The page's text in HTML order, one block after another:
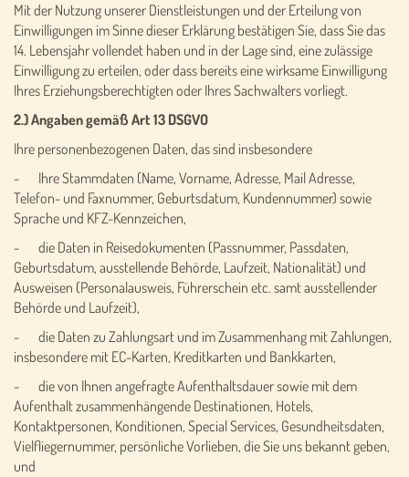
Mit der Nutzung unserer Dienstleistungen und der Erteilung von
Einwilligungen im Sinne dieser Erklärung bestätigen Sie, dass Sie das
14. Lebensjahr vollendet haben und in der Lage sind, eine zulässige
Einwilligung zu erteilen, oder dass bereits eine wirksame Einwilligung
Ihres Erziehungsberechtigten oder Ihres Sachwalters vorliegt.
2.) Angaben gemäß Art 13 DSGVO
Ihre personenbezogenen Daten, das sind insbesondere
- Ihre Stammdaten (Name, Vorname, Adresse, Mail Adresse,
Telefon- und Faxnummer, Geburtsdatum, Kundennummer) sowie
Sprache und KFZ-Kennzeichen,
- die Daten in Reisedokumenten (Passnummer, Passdaten,
Geburtsdatum, ausstellende Behörde, Laufzeit, Nationalität) und
Ausweisen (Personalausweis, Führerschein etc. samt ausstellender
Behörde und Laufzeit),
- die Daten zu Zahlungsart und im Zusammenhang mit Zahlungen,
insbesondere mit EC-Karten, Kreditkarten und Bankkarten,
- die von Ihnen angefragte Aufenthaltsdauer sowie mit dem
Aufenthalt zusammenhängende Destinationen, Hotels,
Kontaktpersonen, Konditionen, Special Services, Gesundheitsdaten,
Vielfliegernummer, persönliche Vorlieben, die Sie uns bekannt geben,
und